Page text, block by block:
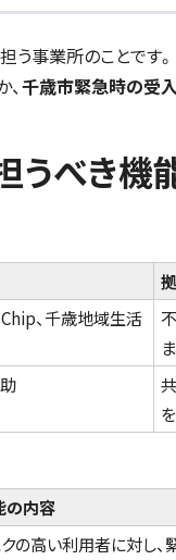
う事業所のことで
千歳市緊急時の受
うべき機
、千歳地域生活
の内容
の高い利用者に対し